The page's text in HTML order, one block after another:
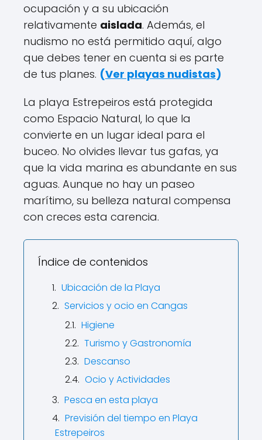
ocupación y a su ubicación
relativamente aislada. Además, el
nudismo no está permitido aquí, algo
que debes tener en cuenta si es parte
de tus planes. (Ver playas nudistas)
La playa Estrepeiros está protegida
como Espacio Natural, lo que la
convierte en un lugar ideal para el
buceo. No olvides llevar tus gafas, ya
que la vida marina es abundante en sus
aguas. Aunque no hay un paseo
marítimo, su belleza natural compensa
con creces esta carencia.
Índice de contenidos
Ubicación de la Playa
Servicios y ocio en Cangas
Higiene
Turismo y Gastronomía
Descanso
Ocio y Actividades
Pesca en esta playa
Previsión del tiempo en Playa
Estrepeiros